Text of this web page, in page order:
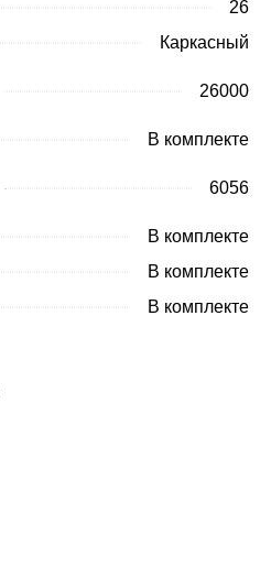
26
Каркасный
26000
В комплекте
6056
В комплекте
В комплекте
В комплекте